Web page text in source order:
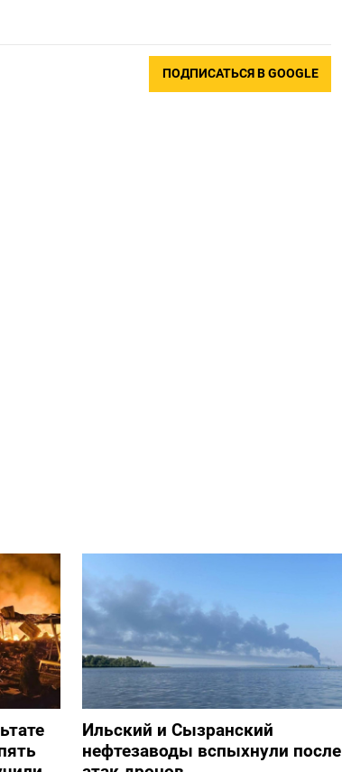
ПОДПИСАТЬСЯ В GOOGLE
Ильский и Сызранский
нефтезаводы вспыхнули после